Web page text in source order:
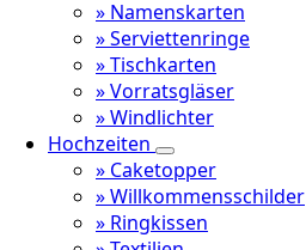
» Namenskarten
» Serviettenringe
» Tischkarten
» Vorratsgläser
» Windlichter
Hochzeiten
» Caketopper
» Willkommensschilder
» Ringkissen